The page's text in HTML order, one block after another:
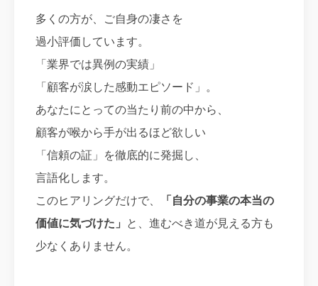
多くの方が、ご自身の凄さを
過小評価しています。
「業界では異例の実績」
「顧客が涙した感動エピソード」。
あなたにとっての当たり前の中から、
顧客が喉から手が出るほど欲しい
「信頼の証」を徹底的に発掘し、
言語化します。
このヒアリングだけで、
「自分の事業の本当の
価値に気づけた」 と、進むべき道が見える方も
少なくありません。